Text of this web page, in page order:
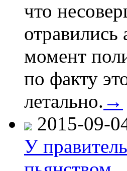
что
отравились
момент
по факту
летально. →
2015-09-
У